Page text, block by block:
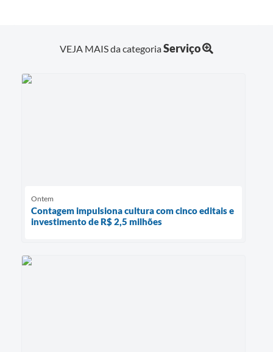
VEJA MAIS da categoriaServiço
Ontem
Contagem impulsiona cultura com cinco editais e
investimento de R$ 2,5 milhões